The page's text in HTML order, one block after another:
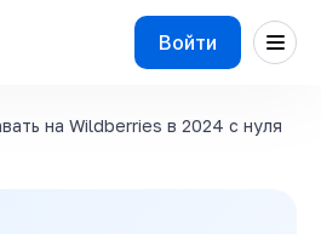
Войти
на Wildberries в 2024 с нуля